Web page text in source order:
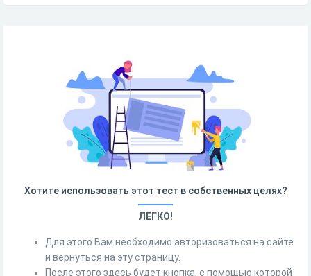
Хотите использовать этот тест в собственных целях?
ЛЕГКО!
Для этого Вам необходимо авторизоваться на сайте
и вернуться на эту страницу.
После этого здесь будет кнопка, с помощью которой